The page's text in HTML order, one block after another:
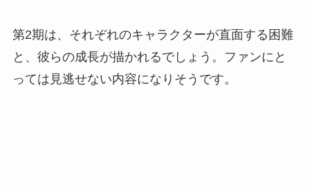
第2期は、それぞれのキャラクターが直面する困難
と、彼らの成長が描かれるでしょう。ファンにと
っては見逃せない内容になりそうです。